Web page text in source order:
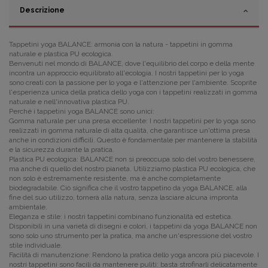
Descrizione
Tappetini yoga BALANCE: armonia con la natura - tappetini in gomma
naturale e plastica PU ecologica.
Benvenuti nel mondo di BALANCE, dove l'equilibrio del corpo e della mente
incontra un approccio equilibrato all'ecologia. I nostri tappetini per lo yoga
sono creati con la passione per lo yoga e l'attenzione per l'ambiente. Scoprite
l'esperienza unica della pratica dello yoga con i tappetini realizzati in gomma
naturale e nell'innovativa plastica PU.
Perché i tappetini yoga BALANCE sono unici:
Gomma naturale per una presa eccellente: I nostri tappetini per lo yoga sono
realizzati in gomma naturale di alta qualità, che garantisce un'ottima presa
anche in condizioni difficili. Questo è fondamentale per mantenere la stabilità
e la sicurezza durante la pratica.
Plastica PU ecologica: BALANCE non si preoccupa solo del vostro benessere,
ma anche di quello del nostro pianeta. Utilizziamo plastica PU ecologica, che
non solo è estremamente resistente, ma è anche completamente
biodegradabile. Ciò significa che il vostro tappetino da yoga BALANCE, alla
fine del suo utilizzo, tornerà alla natura, senza lasciare alcuna impronta
ambientale.
Eleganza e stile: i nostri tappetini combinano funzionalità ed estetica.
Disponibili in una varietà di disegni e colori, i tappetini da yoga BALANCE non
sono solo uno strumento per la pratica, ma anche un'espressione del vostro
stile individuale.
Facilità di manutenzione: Rendono la pratica dello yoga ancora più piacevole. I
nostri tappetini sono facili da mantenere puliti: basta strofinarli delicatamente